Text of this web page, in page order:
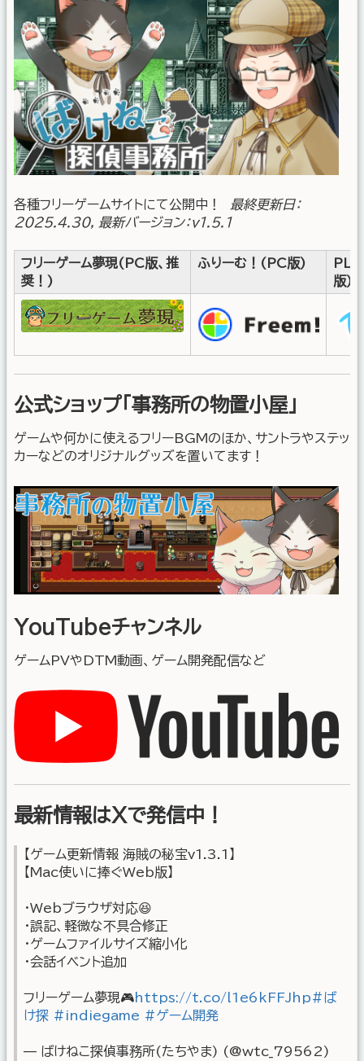
各種フリーゲームサイトにて公開中！
最終更新日：
2025.4.30, 最新バージョン：v1.5.1
フリーゲーム夢現(PC版、推
奨！)
ふりーむ！(PC版)
版)
公式ショップ「事務所の物置小屋」
ゲームや何かに使えるフリーBGMのほか、サントラやステッ
カーなどのオリジナルグッズを置いてます！
YouTubeチャンネル
ゲームPVやDTM動画、ゲーム開発配信など
最新情報はXで発信中！
【ゲーム更新情報 海賊の秘宝v1.3.1】
【Mac使いに捧ぐWeb版】
・Webブラウザ対応😆
・誤記、軽微な不具合修正
・ゲームファイルサイズ縮小化
・会話イベント追加
フリーゲーム夢現🎮https://t.co/l1e6kFFJhp#ば
け探 #indiegame #ゲーム開発
— ばけねこ探偵事務所(たちやま) (@wtc_79562)